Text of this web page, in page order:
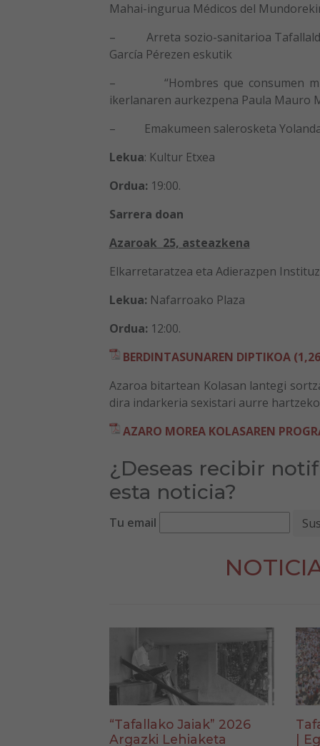
Mahai-ingurua Médicos del
– Arreta sozio-sanitarioa
García Pérezen eskutik
– “Hombres que consumen
ikerlanaren aurkezpena Paula Mauro
– Emakumeen salerosketa Yolanda
Lekua: Kultur Etxea
Ordua: 19:00.
Sarrera doan
Azaroak 25, asteazkena
Elkarretaratzea eta Adierazpen
Lekua: Nafarroako Plaza
Ordua: 12:00.
BERDINTASUNAREN DIPTIKOA
Azaroa bitartean Kolasan lantegi
dira indarkeria sexistari aurre
AZARO MOREA KOLASAREN
¿Deseas recibir
esta noticia?
Tu email
“Tafallako Jaiak” 2026
Argazki Lehiaketa
|